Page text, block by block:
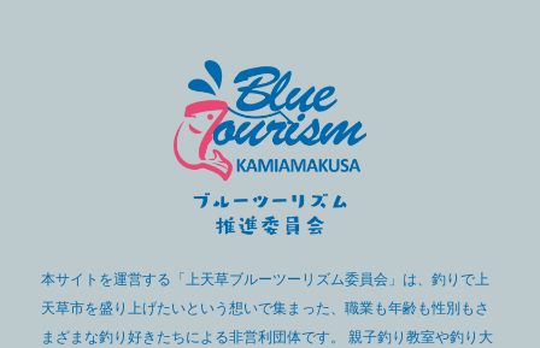
本サイトを運営する「上天草ブルーツーリズム委員会」は、釣りで上
天草市を盛り上げたいという想いで集まった、職業も年齢も性別もさ
まざまな釣り好きたちによる非営利団体です。 親子釣り教室や釣り大